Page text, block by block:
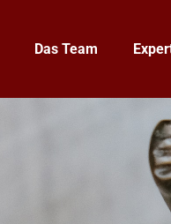
Das Team